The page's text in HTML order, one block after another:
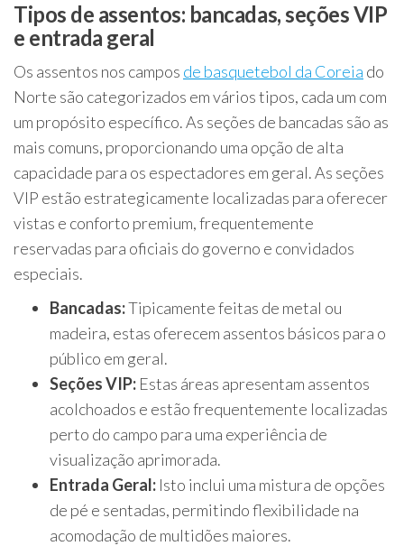
Tipos de assentos: bancadas, seções VIP
e entrada geral
Os assentos nos campos de basquetebol da Coreia do
Norte são categorizados em vários tipos, cada um com
um propósito específico. As seções de bancadas são as
mais comuns, proporcionando uma opção de alta
capacidade para os espectadores em geral. As seções
VIP estão estrategicamente localizadas para oferecer
vistas e conforto premium, frequentemente
reservadas para oficiais do governo e convidados
especiais.
Bancadas:Tipicamente feitas de metal ou
madeira, estas oferecem assentos básicos para o
público em geral.
Seções VIP: Estas áreas apresentam assentos
acolchoados e estão frequentemente localizadas
perto do campo para uma experiência de
visualização aprimorada.
Entrada Geral: Isto inclui uma mistura de opções
de pé e sentadas, permitindo flexibilidade na
acomodação de multidões maiores.